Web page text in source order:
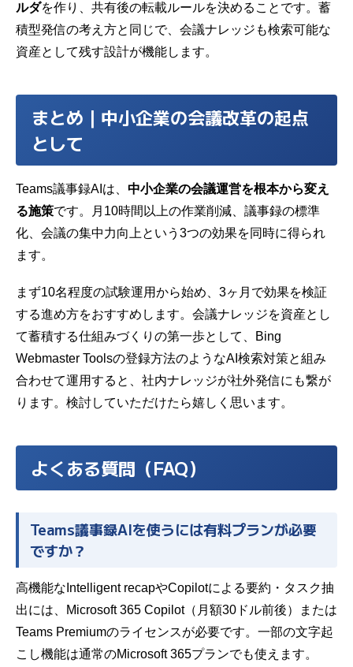
ルダを作り、共有後の転載ルールを決めることです。蓄
積型発信の考え方と同じで、会議ナレッジも検索可能な
資産として残す設計が機能します。
まとめ｜中小企業の会議改革の起点
として
Teams議事録AIは、 中小企業の会議運営を根本から変え
る施策です。月10時間以上の作業削減、議事録の標準
化、会議の集中力向上という3つの効果を同時に得られ
ます。
まず10名程度の試験運用から始め、3ヶ月で効果を検証
する進め方をおすすめ します。会議ナレッジを資産とし
て蓄積する仕組みづくりの第一歩として、
Bing
Webmaster Toolsの登録方法のようなAI検索対策と組み
合わせて運用すると、社内ナレッジが社外発信にも繋が
ります。検討していただけたら嬉しく思います。
よくある質問（FAQ）
Teams議事録AIを使うには有料プランが必要
ですか？
高機能なIntelligent recapやCopilotによる要約・タスク抽
出には、Microsoft 365 Copilot（月額30ドル前後）または
Teams Premiumのライセンスが必要です。一部の文字起
こし機能は通常のMicrosoft 365プランでも使えます。